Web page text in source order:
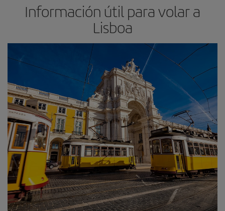
Información útil para volar a
Lisboa